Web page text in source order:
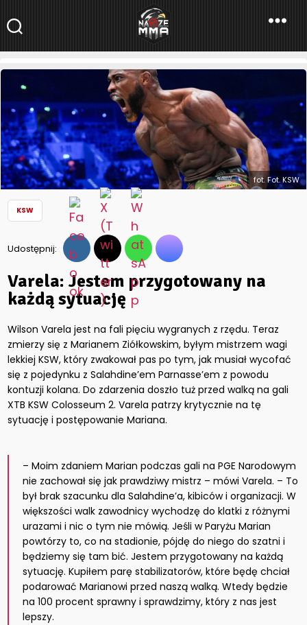
NaszeMMA
NaszeMMA.pl»Aktualności»Polskie MMA»KSW»Varela: Jestem
przygotowany na każdą sytuację
fot. Fot. KSW
KSW
Udostępnij:
Varela: Jestem przygotowany na
każdą sytuację
Wilson Varela jest na fali pięciu wygranych z rzędu. Teraz
zmierzy się z Marianem Ziółkowskim, byłym mistrzem wagi
lekkiej KSW, który zwakował pas po tym, jak musiał wycofać
się z pojedynku z Salahdine’em Parnasse’em z powodu
kontuzji kolana. Do zdarzenia doszło tuż przed walką na gali
XTB KSW Colosseum 2. Varela patrzy krytycznie na tę
sytuację i postępowanie Mariana.
– Moim zdaniem Marian podczas gali na PGE Narodowym
nie zachował się jak prawdziwy mistrz – mówi Varela. – To
był brak szacunku dla Salahdine’a, kibiców i organizacji. W
większości walk zawodnicy wychodzę do klatki z różnymi
urazami i nic o tym nie mówią. Jeśli w Paryżu Marian
powtórzy to, co na stadionie, pójdę do niego do szatni i
będziemy się tam bić. Jestem przygotowany na każdą
sytuację. Kupiłem parę stabilizatorów, które będę chciał
podarować Marianowi przed naszą walką. Wtedy będzie
na 100 procent sprawny i sprawdzimy, który z nas jest
lepszy.